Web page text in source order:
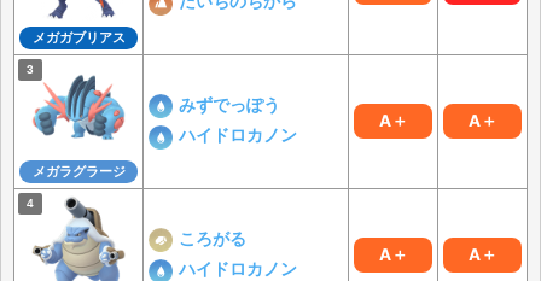
メガガブリアス
メガラグラージ
みずでっぽう
ハイドロカノン
A＋ A＋
ころがる
ハイドロカノン
A＋ A＋